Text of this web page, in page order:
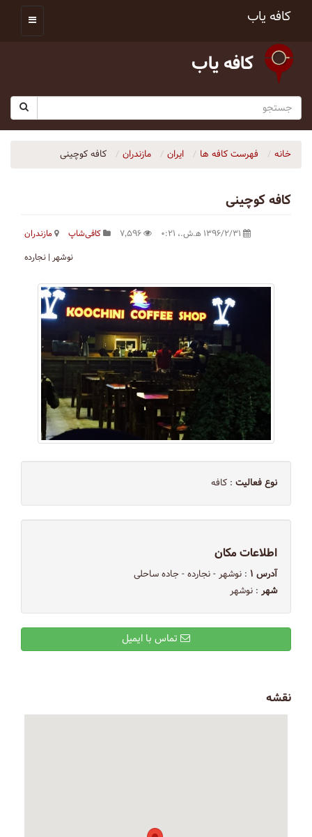
کافه یاب
کافه یاب
خانه فهرست کافه ها ایران مازندران کافه کوچینی
کافه کوچینی
کافی‌شاپ
مازندران
نوشهر | نجارده
نوع فعالیت : کافه
اطلاعات مکان
آدرس ۱
: نوشهر - نجارده - جاده ساحلی
شهر : نوشهر
نقشه